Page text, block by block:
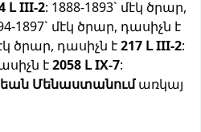
Լ III-2: 1888-1893` մէկ ծրար,
1897` մէկ ծրար, դասիչն է
ծրար, դասիչն է217 Լ III-2:
է2058 Լ IX-7:
Մենաստանումառկայ